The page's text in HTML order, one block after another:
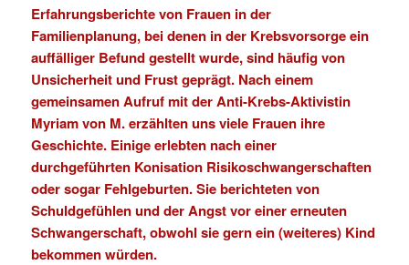
Erfahrungsberichte von Frauen in der
Familienplanung, bei denen in der Krebsvorsorge ein
auffälliger Befundgestellt wurde, sind häufig von
Unsicherheit und Frust geprägt. Nach einem
gemeinsamen Aufruf mit der Anti-Krebs-Aktivistin
Myriam von M. erzählten uns viele Frauen ihre
Geschichte. Einige erlebten nach einer
durchgeführten Konisation Risikoschwangerschaften
oder sogar Fehlgeburten. Sie berichteten von
Schuldgefühlen und der Angst vor einer erneuten
Schwangerschaft, obwohl sie gern ein (weiteres) Kind
bekommen würden.